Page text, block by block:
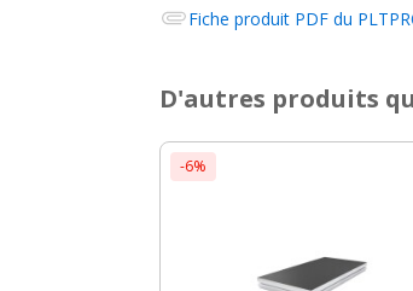
Fiche produit PDF du
D'autres produits
-6%